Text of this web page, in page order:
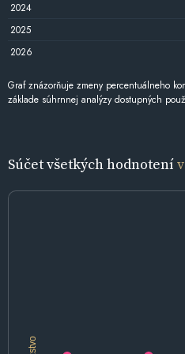
2024
2025
2026
Graf znázorňuje zmeny percentuálneho
základe súhrnnej analýzy dostupných
Súčet všetkých hodnotení